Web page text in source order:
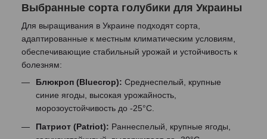
Выбранные сорта голубики для Украины
Для выращивания в Украине подходят сорта,
адаптированные к местным климатическим условиям,
обеспечивающие стабильный урожай и устойчивость к
болезням:
Блюкроп (Bluecrop): Среднеспелый, крупные
синие ягоды, высокая урожайность,
морозоустойчивость до -25°C.
Патриот (Patriot): Раннеспелый, крупные ягоды,